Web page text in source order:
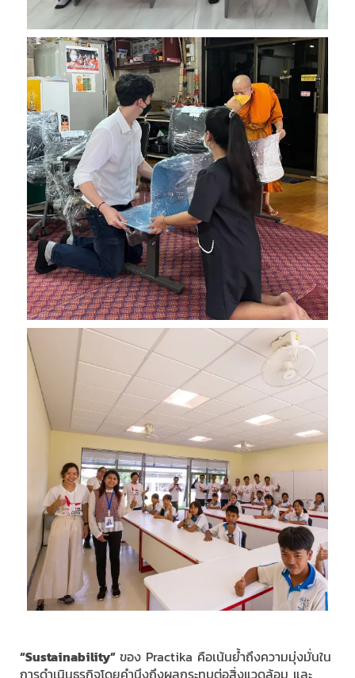
“Sustainability” ของ Practika คือเน้นย้ำถึงความมุ่งมั่นใน
การดำเนินธุรกิจโดยคำนึงถึงผลกระทบต่อสิ่งแวดล้อม และ